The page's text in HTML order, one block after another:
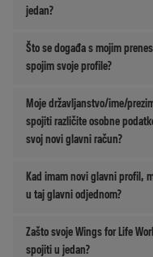
jedan?
Što se događa s mojim
spojim svoje profile?
Moje državljanstvo/ime/
spojiti različite osobne
svoj novi glavni račun?
Kad imam novi glavni profil,
u taj glavni odjednom?
Zašto svoje Wings for Life
spojiti u jedan?